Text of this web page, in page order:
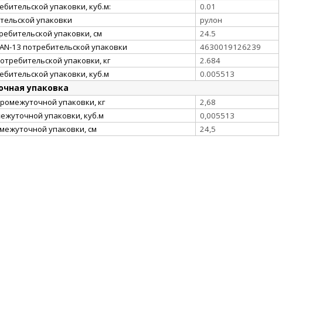
упаковки, куб.м:
0.01
упаковки
рулон
упаковки, см
24.5
13 потребительской упаковки
4630019126239
упаковки, кг
2.684
упаковки, куб.м
0.005513
упаковка
упаковки, кг
2,68
упаковки, куб.м
0,005513
упаковки, см
24,5